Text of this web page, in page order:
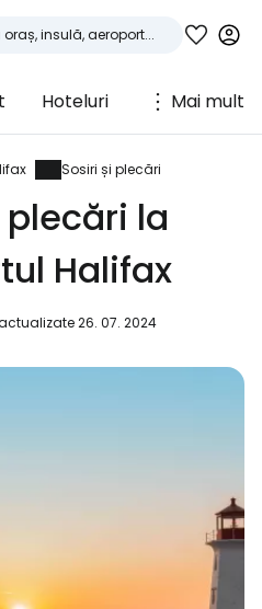
Hoteluri Mai mult
Sosiri și plecări
la
Halifax
26. 07. 2024
vă la
a călătorilor
cu Google